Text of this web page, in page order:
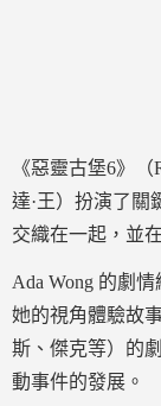
《惡靈古堡6》
達·王）扮演了關
交織在一起，並
Ada Wong 的劇
她的視角體驗故
斯、傑克等）的
動事件的發展。